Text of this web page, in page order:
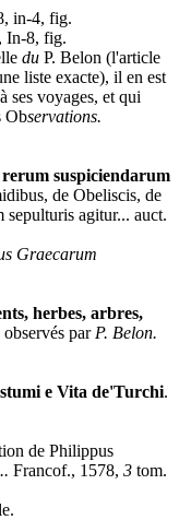
in-4, fig.
In-8, fig.
du P. Belon (l'article
liste exacte), il en est
ses voyages, et qui
Observations.
suspiciendarum
de Obeliscis, de
agitur... auct.
Graecarum
herbes, arbres,
observés par P. Belon.
e Vita de'Turchi.
de Philippus
Francof., 1578, 3 tom.